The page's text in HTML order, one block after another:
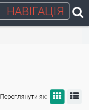
НАВІГАЦІЯ
Переглянути як: